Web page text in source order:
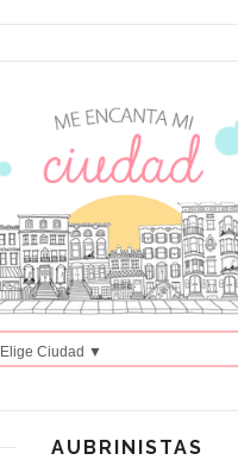
Elige Ciudad ▼
AUBRINISTAS